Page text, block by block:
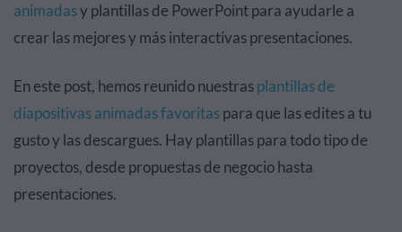
animadasy plantillas de PowerPoint para ayudarle a
crear las mejores y más interactivas presentaciones.
En este post, hemos reunido nuestrasplantillas de
diapositivas animadas favoritaspara que las edites a tu
gusto y las descargues. Hay plantillas para todo tipo de
proyectos, desde propuestas de negocio hasta
presentaciones.